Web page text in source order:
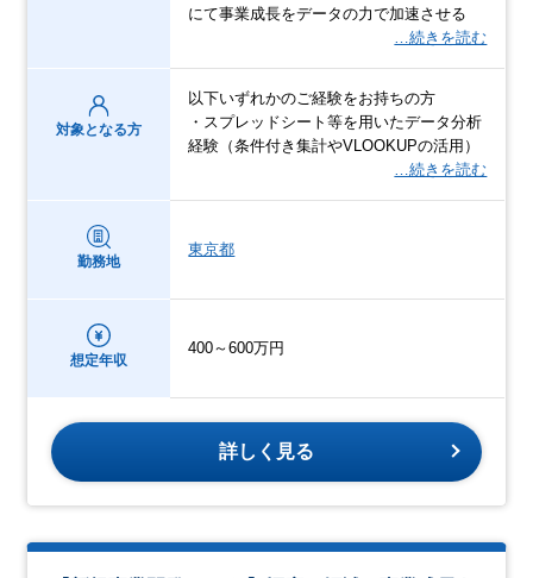
にて事業成長をデータの力で加速させる
…続きを読む
対象となる方
以下いずれかのご経験をお持ちの方
・スプレッドシート等を用いたデータ分析
経験（条件付き集計やVLOOKUPの活用）
…続きを読む
勤務地
東京都
想定年収
400～600万円
詳しく見る